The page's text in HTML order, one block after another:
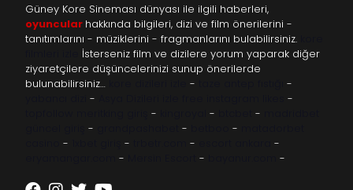
Güney Kore Sineması dünyası ile ilgili haberleri,
oyuncular hakkında bilgileri, dizi ve film önerilerini -
tanıtımlarını - müziklerini - fragmanlarını bulabilirsiniz.
İsterseniz film ve dizilere yorum yaparak diğer
ziyaretçilere düşüncelerinizi sunup önerilerde
bulunabilirsiniz…
-
-
-
-
- - -
- - -
- - -
-
- - -